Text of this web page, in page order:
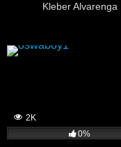
Kleber Alvarenga
2K
0%